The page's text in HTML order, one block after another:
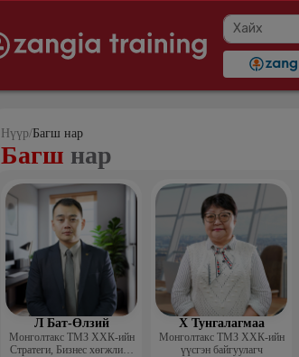
Нүүр/Багш нар
Багш нар
Л Бат-Өлзий
Монголтакс ТМЗ ХХК-ийн
Стратеги, Бизнес хөгжлийн
Х Тунгалагмаа
Монголтакс ТМЗ ХХК-ийн
үүсгэн байгуулагч